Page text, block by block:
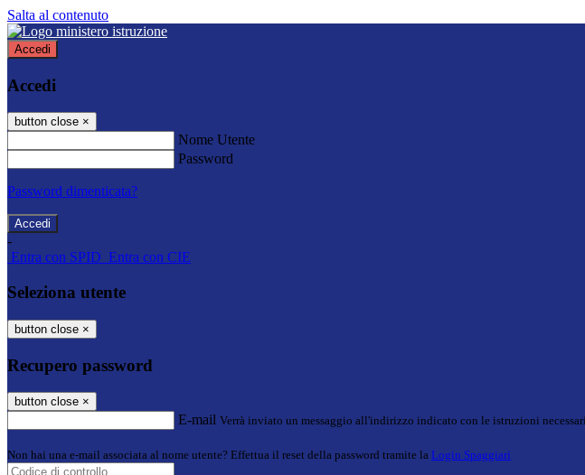
Salta al contenuto
Accedi
Accedi
button close ×
Nome Utente
Password
Password dimenticata?
-
Entra con SPID Entra con CIE
Seleziona utente
button close ×
Recupero password
button close ×
E-mail Verrà inviato un messaggio all'indirizzo indicato con le istruzioni
Non hai una e-mail associata al nome utente? Effettua il reset della password tramite la Login Spaggiari